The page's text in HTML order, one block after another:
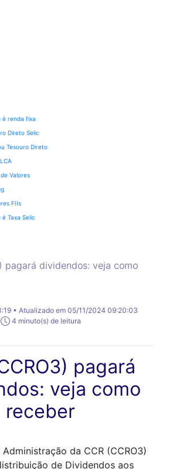
é renda fixa
Direto Selic
Tesouro Direto
Valores
FIIs
é Taxa Selic
pagará dividendos: veja como
• Atualizado em 05/11/2024 09:20:03
4 minuto(s) de leitura
pagará
veja como
receber
da CCR (CCRO3)
de Dividendos aos